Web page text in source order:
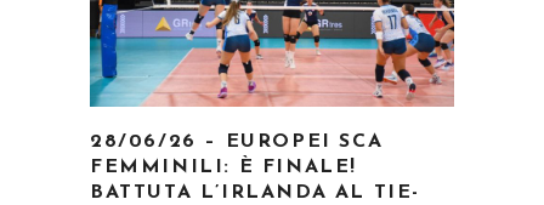
28/06/26 – EUROPEI SCA
FEMMINILI: È FINALE!
BATTUTA L’IRLANDA AL TIE-